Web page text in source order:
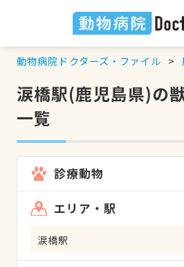
動物病院ドクターズ・ファイル
涙橋駅(鹿児島県)の
一覧
診療動物
エリア・駅
涙橋駅